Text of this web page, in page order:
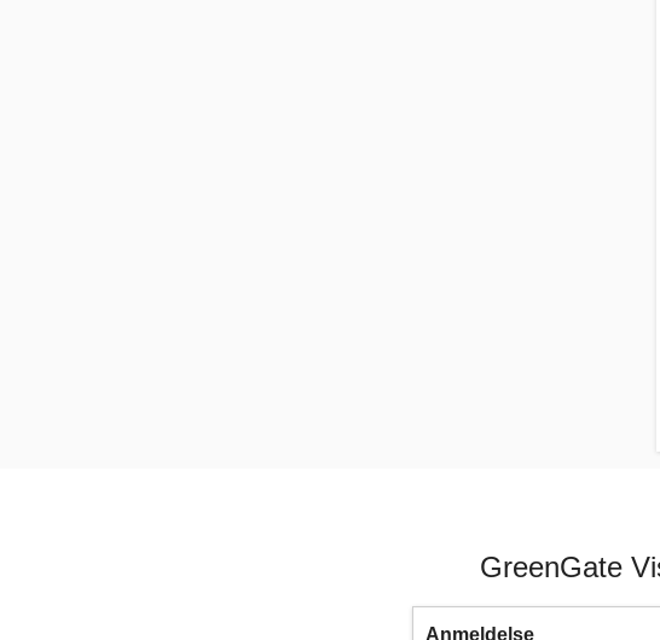
GreenGate
Anmeldelse